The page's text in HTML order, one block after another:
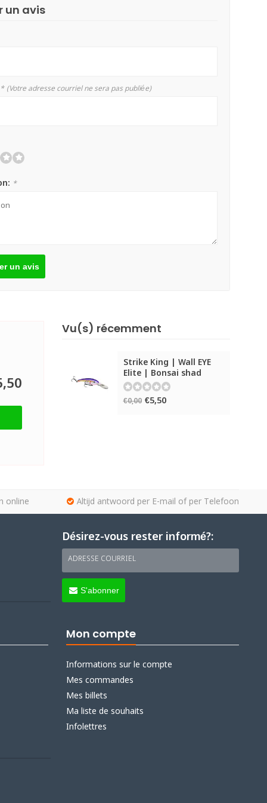
un avis
* (Votre adresse courriel ne sera pas publiée)
*
un avis
Vu(s) récemment
Strike King | Wall EYE
Elite | Bonsai shad
€0,00 €5,50
online Altijd antwoord per E-mail of per Telefoon
Désirez-vous rester informé?:
ADRESSE COURRIEL
S'abonner
Mon compte
Informations sur le compte
Mes commandes
Mes billets
Ma liste de souhaits
Infolettres